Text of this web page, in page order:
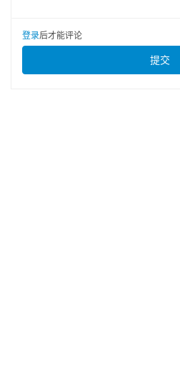
登录后才能评论
提交